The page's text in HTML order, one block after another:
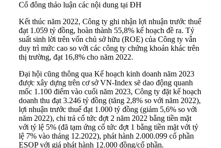
Cổ đông thảo luận các nội dung tại ĐH
Kết thúc năm 2022, Công ty ghi nhận lợi nhuận trước thuế
đạt 1.059 tỷ đồng, hoàn thành 55,8% kế hoạch đề ra. Tỷ
suất sinh lời trên vốn chủ sở hữu (ROE) của Công ty vẫn
duy trì mức cao so với các công ty chứng khoán khác trên
thị trường, đạt 16,8% cho năm 2022.
Đại hội cũng thông qua Kế hoạch kinh doanh năm 2023
được xây dựng trên cơ sởVN-Index sẽ dao động quanh
mốc 1.100 điểm vào cuối năm 2023, Công ty đặt kế hoạch
doanh thu đạt 3.246 tỷ đồng (tăng 2,8% so với năm 2022),
lợi nhuận trước thuế đạt 1.000 tỷ đồng (giảm 5,6% so với
năm 2022), chi trả cổ tức đợt 2 năm 2022 bằng tiền mặt
với tỷ lệ 5% (đã tạm ứng cổ tức đợt 1 bằng tiền mặt với tỷ
lệ 7% vào tháng 12.2022), phát hành 2.000.099 cổ phần
ESOP với giá phát hành 12.000 đồng/cổ phần.